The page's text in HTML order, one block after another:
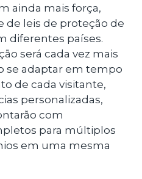
ainda mais força,
leis de proteção de
diferentes países.
será cada vez mais
se adaptar em tempo
de cada visitante,
personalizadas,
com
para múltiplos
em uma mesma